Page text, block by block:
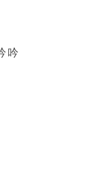
吟